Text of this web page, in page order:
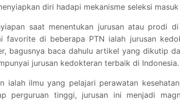
diri hadapi mekanisme seleksi
saat menentukan jurusan atau prodi
favorite di beberapa PTN ialah jurusan
bagusnya baca dahulu artikel yang dikutip
jurusan kedokteran terbaik di Indonesia.
ialah ilmu yang pelajari perawatan
perguruan tinggi, jurusan ini menjadi